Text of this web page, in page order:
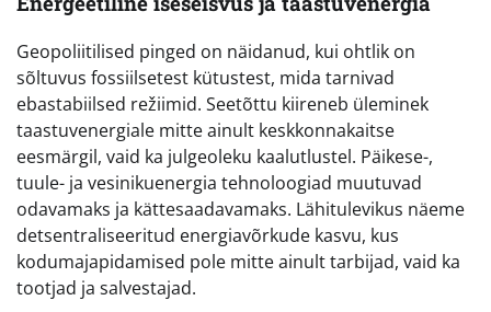
Geopoliitilised pinged on näidanud, kui ohtlik on
sõltuvus fossiilsetest kütustest, mida tarnivad
ebastabiilsed režiimid. Seetõttu kiireneb üleminek
taastuvenergiale mitte ainult keskkonnakaitse
eesmärgil, vaid ka julgeoleku kaalutlustel. Päikese-,
tuule- ja vesinikuenergia tehnoloogiad muutuvad
odavamaks ja kättesaadavamaks. Lähitulevikus näeme
detsentraliseeritud energiavõrkude kasvu, kus
kodumajapidamised pole mitte ainult tarbijad, vaid ka
tootjad ja salvestajad.